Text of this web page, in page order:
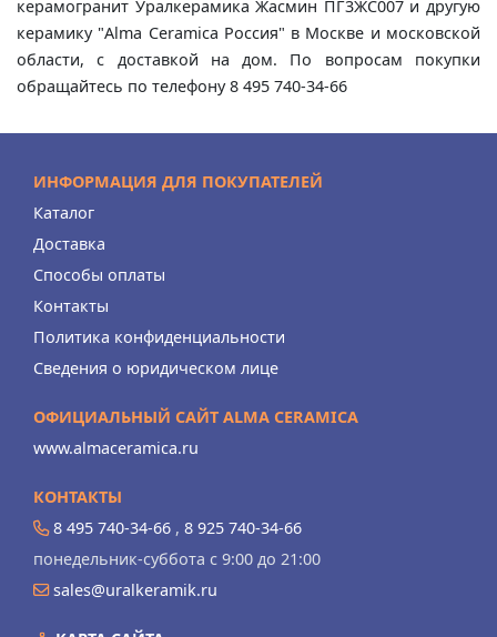
керамогранит Уралкерамика Жасмин ПГ3ЖС007 и другую
керамику "Alma Ceramica Россия" в Москве и московской
области, с доставкой на дом. По вопросам покупки
обращайтесь по телефону 8 495 740-34-66
ИНФОРМАЦИЯ ДЛЯ ПОКУПАТЕЛЕЙ
Каталог
Доставка
Способы оплаты
Контакты
Политика конфиденциальности
Сведения о юридическом лице
ОФИЦИАЛЬНЫЙ САЙТ ALMA CERAMICA
www.almaceramica.ru
КОНТАКТЫ
8 495 740-34-66 , 8 925 740-34-66
понедельник-суббота с 9:00 до 21:00
sales@uralkeramik.ru